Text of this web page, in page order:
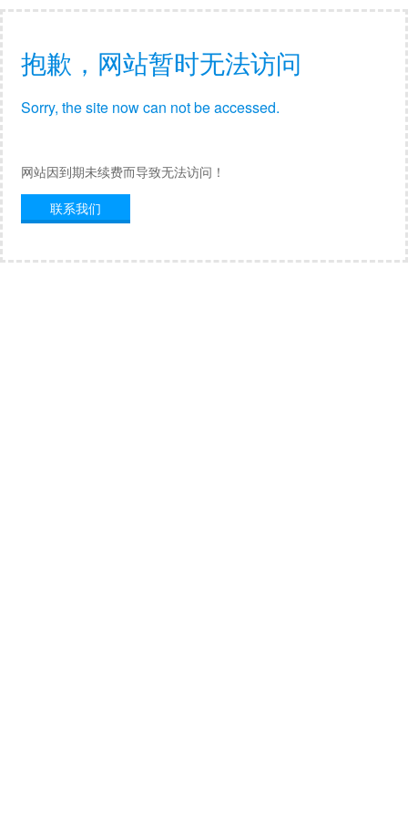
抱歉，网站暂时无法访问
Sorry, the site now can not be accessed.
网站因到期未续费而导致无法访问！
联系我们